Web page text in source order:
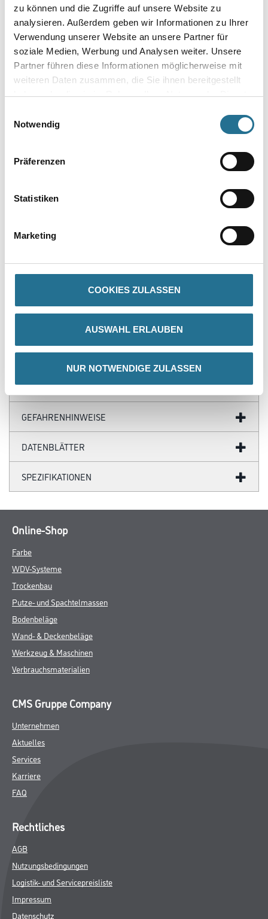
zu können und die Zugriffe auf unsere Website zu
analysieren. Außerdem geben wir Informationen zu Ihrer
Verwendung unserer Website an unsere Partner für
soziale Medien, Werbung und Analysen weiter. Unsere
Partner führen diese Informationen möglicherweise mit
weiteren Daten zusammen, die Sie ihnen bereitgestellt
haben oder die sie im Rahmen Ihrer Nutzung der Dienste
Notwendig
Präferenzen
Statistiken
Marketing
COOKIES ZULASSEN
AUSWAHL ERLAUBEN
NUR NOTWENDIGE ZULASSEN
Gebinde
- Länge 2,60 m, VE = 20 Stück
ZUSATZINFOS
GEFAHRENHINWEISE
DATENBLÄTTER
SPEZIFIKATIONEN
Online-Shop
Farbe
WDV-Systeme
Trockenbau
Putze- und Spachtelmassen
Bodenbeläge
Wand- & Deckenbeläge
Werkzeug & Maschinen
Verbrauchsmaterialien
CMS Gruppe Company
Unternehmen
Aktuelles
Services
Karriere
FAQ
Rechtliches
AGB
Nutzungsbedingungen
Logistik- und Servicepreisliste
Impressum
Datenschutz